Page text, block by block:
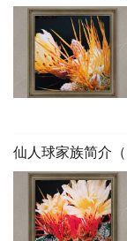
仙人球家族简介